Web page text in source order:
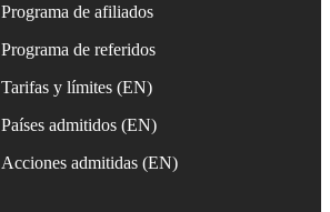
Programa de afiliados
Programa de referidos
Tarifas y límites (EN)
Países admitidos (EN)
Acciones admitidas (EN)